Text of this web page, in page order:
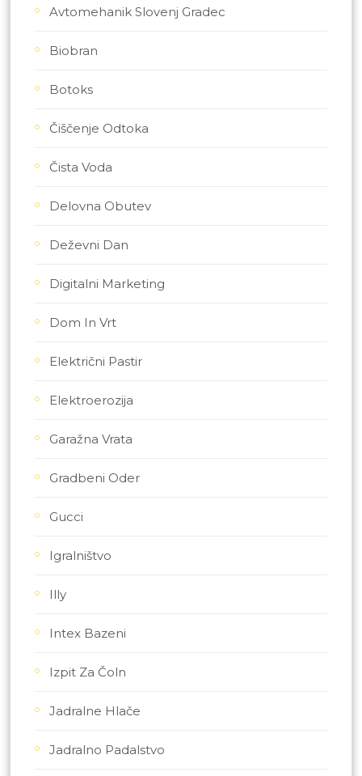
Avtomehanik Slovenj Gradec
Biobran
Botoks
Čiščenje Odtoka
Čista Voda
Delovna Obutev
Deževni Dan
Digitalni Marketing
Dom In Vrt
Električni Pastir
Elektroerozija
Garažna Vrata
Gradbeni Oder
Gucci
Igralništvo
Illy
Intex Bazeni
Izpit Za Čoln
Jadralne Hlače
Jadralno Padalstvo